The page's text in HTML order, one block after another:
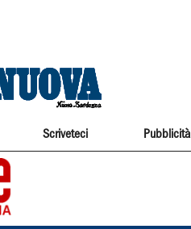
Scriveteci Pubblicità